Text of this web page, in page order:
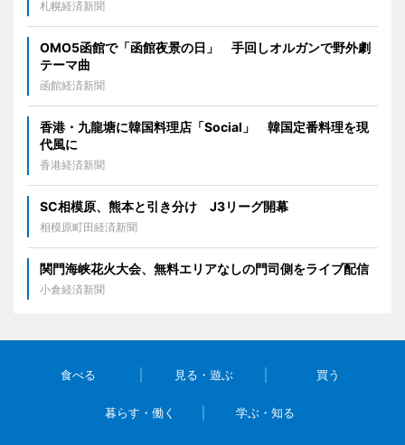
札幌経済新聞
OMO5函館で「函館夜景の日」 手回しオルガンで野外劇
テーマ曲
函館経済新聞
香港・九龍塘に韓国料理店「Social」 韓国定番料理を現
代風に
香港経済新聞
SC相模原、熊本と引き分け J3リーグ開幕
相模原町田経済新聞
関門海峡花火大会、無料エリアなしの門司側をライブ配信
小倉経済新聞
食べる 見る・遊ぶ 買う
暮らす・働く 学ぶ・知る